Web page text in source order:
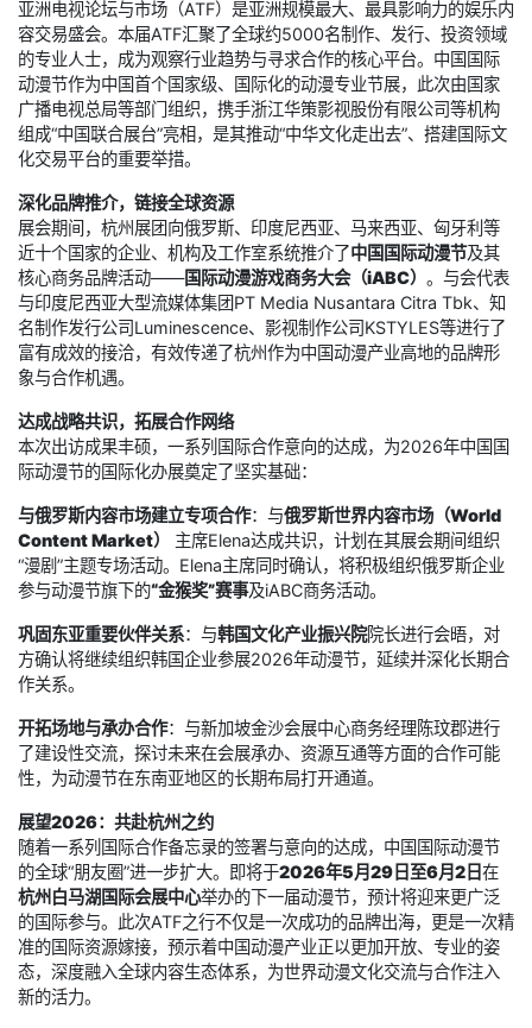
亚洲电视论坛与市场（ATF）是亚洲规模最大、最具影响力的娱乐内
容交易盛会。本届ATF汇聚了全球约5000名制作、发行、投资领域
的专业人士，成为观察行业趋势与寻求合作的核心平台。中国国际
动漫节作为中国首个国家级、国际化的动漫专业节展，此次由国家
广播电视总局等部门组织，携手浙江华策影视股份有限公司等机构
组成“中国联合展台”亮相，是其推动“中华文化走出去”、搭建国际文
化交易平台的重要举措。
深化品牌推介，链接全球资源
展会期间，杭州展团向俄罗斯、印度尼西亚、马来西亚、匈牙利等
近十个国家的企业、机构及工作室系统推介了中国国际动漫节及其
核心商务品牌活动——国际动漫游戏商务大会（iABC） 。与会代表
与印度尼西亚大型流媒体集团PT Media Nusantara Citra Tbk、知
名制作发行公司Luminescence、影视制作公司KSTYLES等进行了
富有成效的接洽，有效传递了杭州作为中国动漫产业高地的品牌形
象与合作机遇。
达成战略共识，拓展合作网络
本次出访成果丰硕，一系列国际合作意向的达成，为2026年中国国
际动漫节的国际化办展奠定了坚实基础：
与俄罗斯内容市场建立专项合作：与俄罗斯世界内容市场（World
Content Market）
主席Elena达成共识，计划在其展会期间组织
“漫剧”主题专场活动。Elena主席同时确认，将积极组织俄罗斯企业
参与动漫节旗下的“金猴奖”赛事及iABC商务活动。
巩固东亚重要伙伴关系：与韩国文化产业振兴院院长进行会晤，对
方确认将继续组织韩国企业参展2026年动漫节，延续并深化长期合
作关系。
开拓场地与承办合作：与新加坡金沙会展中心商务经理陈玟郡进行
了建设性交流，探讨未来在会展承办、资源互通等方面的合作可能
性，为动漫节在东南亚地区的长期布局打开通道。
展望2026：共赴杭州之约
随着一系列国际合作备忘录的签署与意向的达成，中国国际动漫节
的全球“朋友圈”进一步扩大。即将于2026年5月29日至6月2日在
杭州白马湖国际会展中心举办的下一届动漫节，预计将迎来更广泛
的国际参与。此次ATF之行不仅是一次成功的品牌出海，更是一次精
准的国际资源嫁接，预示着中国动漫产业正以更加开放、专业的姿
态，深度融入全球内容生态体系，为世界动漫文化交流与合作注入
新的活力。